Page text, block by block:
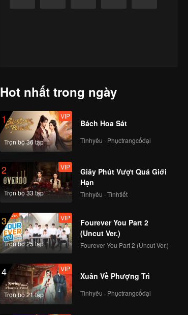
Hot nhất trong ngày
1
Trọn bộ 36 tập
VIP
Bách Hoa Sát
Tìnhyêu · Phụctrangcổđại
2
Trọn bộ 33 tập
VIP
Giây Phút Vượt Quá Giới
Hạn
Tìnhyêu · Tìnhtiết
3
Trọn bộ 25 tập
VIP
Fourever You Part 2
(Uncut Ver.)
Fourever You Part 2 (Uncut Ver.)
4
Trọn bộ 21 tập
VIP
Xuân Về Phượng Trì
Tìnhyêu · Phụctrangcổđại